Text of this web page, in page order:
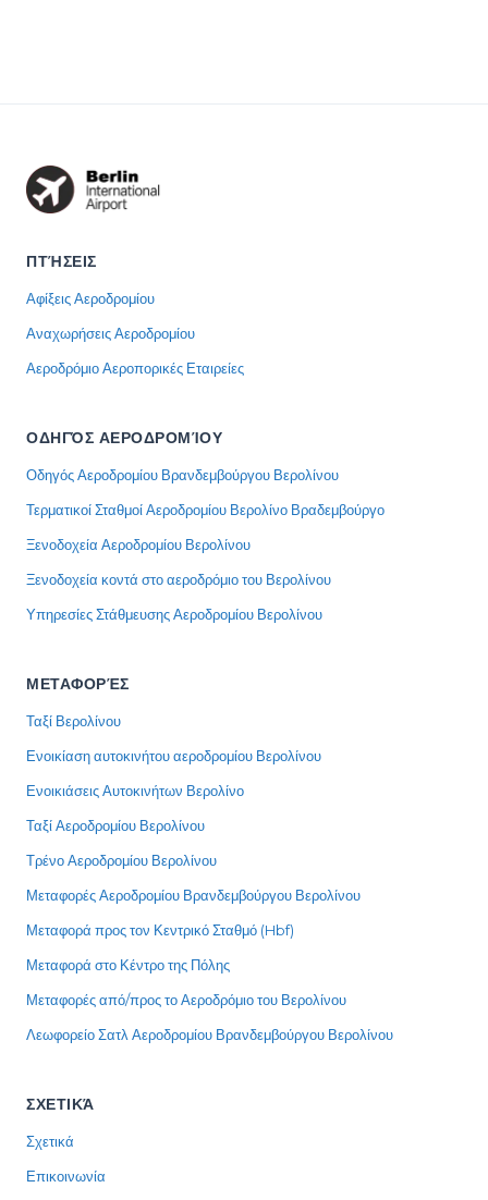
ΠΤΉΣΕΙΣ
Αφίξεις Αεροδρομίου
Αναχωρήσεις Αεροδρομίου
Αεροδρόμιο Αεροπορικές Εταιρείες
ΟΔΗΓΌΣ ΑΕΡΟΔΡΟΜΊΟΥ
Οδηγός Αεροδρομίου Βρανδεμβούργου Βερολίνου
Τερματικοί Σταθμοί Αεροδρομίου Βερολίνο Βραδεμβούργο
Ξενοδοχεία Αεροδρομίου Βερολίνου
Ξενοδοχεία κοντά στο αεροδρόμιο του Βερολίνου
Υπηρεσίες Στάθμευσης Αεροδρομίου Βερολίνου
ΜΕΤΑΦΟΡΈΣ
Ταξί Βερολίνου
Ενοικίαση αυτοκινήτου αεροδρομίου Βερολίνου
Ενοικιάσεις Αυτοκινήτων Βερολίνο
Ταξί Αεροδρομίου Βερολίνου
Τρένο Αεροδρομίου Βερολίνου
Μεταφορές Αεροδρομίου Βρανδεμβούργου Βερολίνου
Μεταφορά προς τον Κεντρικό Σταθμό (Hbf)
Μεταφορά στο Κέντρο της Πόλης
Μεταφορές από/προς το Αεροδρόμιο του Βερολίνου
Λεωφορείο Σατλ Αεροδρομίου Βρανδεμβούργου Βερολίνου
ΣΧΕΤΙΚΆ
Σχετικά
Επικοινωνία